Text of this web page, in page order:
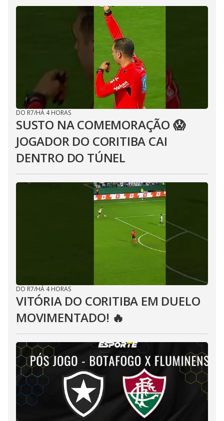
DO R7/HÁ 4 HORAS
SUSTO NA COMEMORAÇÃO 😱
JOGADOR DO CORITIBA CAI
DENTRO DO TÚNEL
DO R7/HÁ 4 HORAS
VITÓRIA DO CORITIBA EM DUELO
MOVIMENTADO! 🔥